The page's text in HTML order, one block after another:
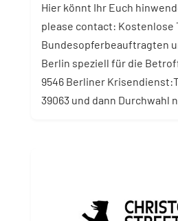
Hier könnt Ihr Euch
please contact: Kostenlose
Bundesopferbeauftragten
Berlin speziell für die
9546 Berliner
39063 und dann Durchwahl